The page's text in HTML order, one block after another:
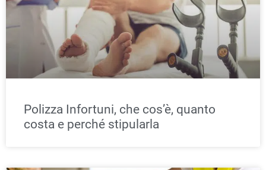
Polizza Infortuni, che cos’è, quanto
costa e perché stipularla